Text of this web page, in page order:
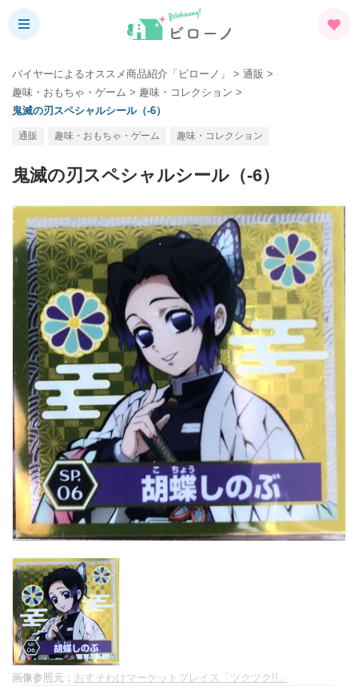
バイヤーによるオススメ商品紹介「ビローノ」 > 通販 >
趣味・おもちゃ・ゲーム > 趣味・コレクション >
鬼滅の刃スペシャルシール（-6）
通販 趣味・おもちゃ・ゲーム 趣味・コレクション
鬼滅の刃スペシャルシール（-6）
画像参照元： おすそわけマーケットプレイス「ツクツク!!」